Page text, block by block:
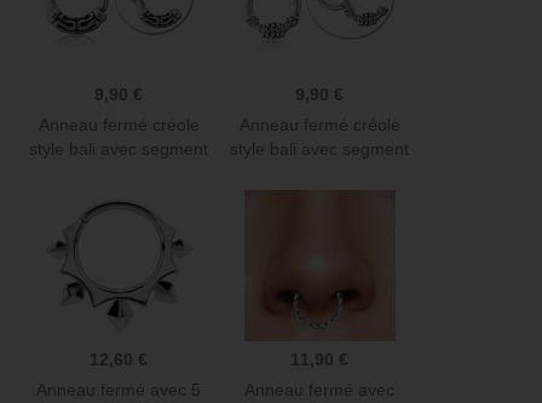
9,90 €
Anneau fermé créole
style bali avec segment
9,90 €
Anneau fermé créole
style bali avec segment
12,60 €
Anneau fermé avec 5
11,90 €
Anneau fermé avec